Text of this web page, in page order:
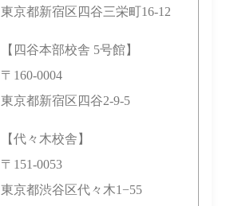
東京都新宿区四谷三栄町16-12
【四谷本部校舎 5号館】
〒160-0004
東京都新宿区四谷2-9-5
【代々木校舎】
〒151-0053
東京都渋谷区代々木1−55